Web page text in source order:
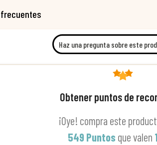
Haz una pregunta sobre este
Obtener puntos de
¡Oye! compra este
549 Puntos que valen